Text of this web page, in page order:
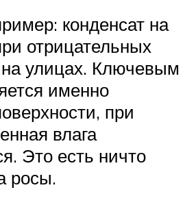
конденсат на
отрицательных
улицах. Ключевым
именно
при
влага
Это есть ничто
росы.